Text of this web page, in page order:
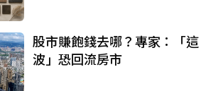
股市賺飽錢去哪？專家：「這
波」恐回流房市